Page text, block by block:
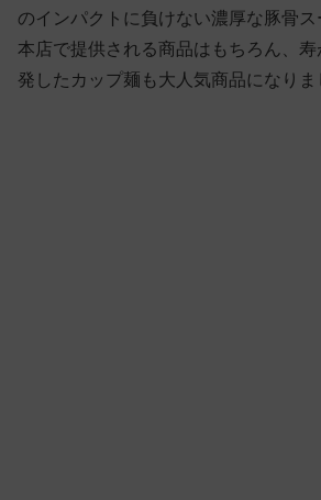
のインパクトに負けない濃厚な豚骨ス
本店で提供される商品はもちろん、
発したカップ麺も大人気商品になりま